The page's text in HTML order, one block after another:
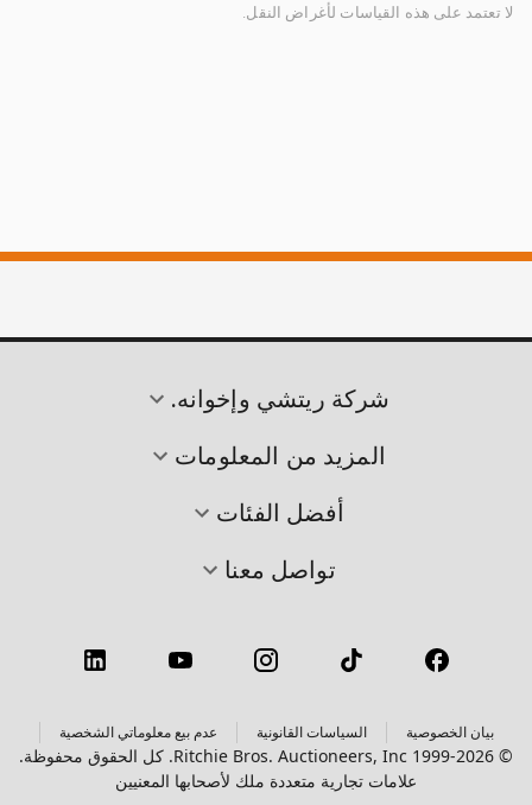
لا تعتمد على هذه القياسات لأغراض النقل.
شركة ريتشي وإخوانه.
المزيد من المعلومات
أفضل الفئات
تواصل معنا
بيان الخصوصية السياسات القانونية عدم بيع معلوماتي الشخصية
© 1999-2026 Ritchie Bros. Auctioneers, Inc. كل الحقوق محفوظة.
علامات تجارية متعددة ملك لأصحابها المعنيين